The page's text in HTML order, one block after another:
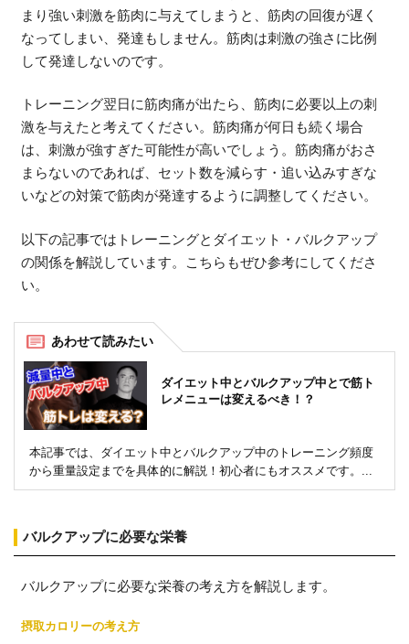
まり強い刺激を筋肉に与えてしまうと、筋肉の回復が遅く
なってしまい、発達もしません。筋肉は刺激の強さに比例
して発達しないのです。
トレーニング翌日に筋肉痛が出たら、筋肉に必要以上の刺
激を与えたと考えてください。筋肉痛が何日も続く場合
は、刺激が強すぎた可能性が高いでしょう。筋肉痛がおさ
まらないのであれば、セット数を減らす・追い込みすぎな
いなどの対策で筋肉が発達するように調整してください。
以下の記事ではトレーニングとダイエット・バルクアップ
の関係を解説しています。こちらもぜひ参考にしてくださ
い。
ダイエット中とバルクアップ中とで筋ト
レメニューは変えるべき！？
本記事では、ダイエット中とバルクアップ中のトレーニング頻度
から重量設定までを具体的に解説！初心者にもオススメです。...
バルクアップに必要な栄養
バルクアップに必要な栄養の考え方を解説します。
摂取カロリーの考え方